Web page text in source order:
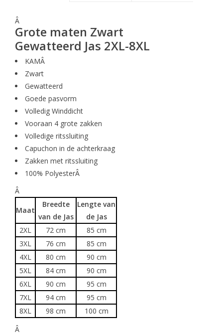
Â
Grote maten Zwart
Gewatteerd Jas 2XL-8XL
KAMÂ
Zwart
Gewatteerd
Goede pasvorm
Volledig Winddicht
Vooraan 4 grote zakken
Volledige ritssluiting
Capuchon in de achterkraag
Zakken met ritssluiting
100% PolyesterÂ
Â
Maat
Breedte
van de Jas
Lengte van
de Jas
2XL
72 cm
85 cm
3XL
76 cm
85 cm
4XL
80 cm
90 cm
5XL
84 cm
90 cm
6XL
90 cm
95 cm
7XL
94 cm
95 cm
8XL
98 cm
100 cm
Â